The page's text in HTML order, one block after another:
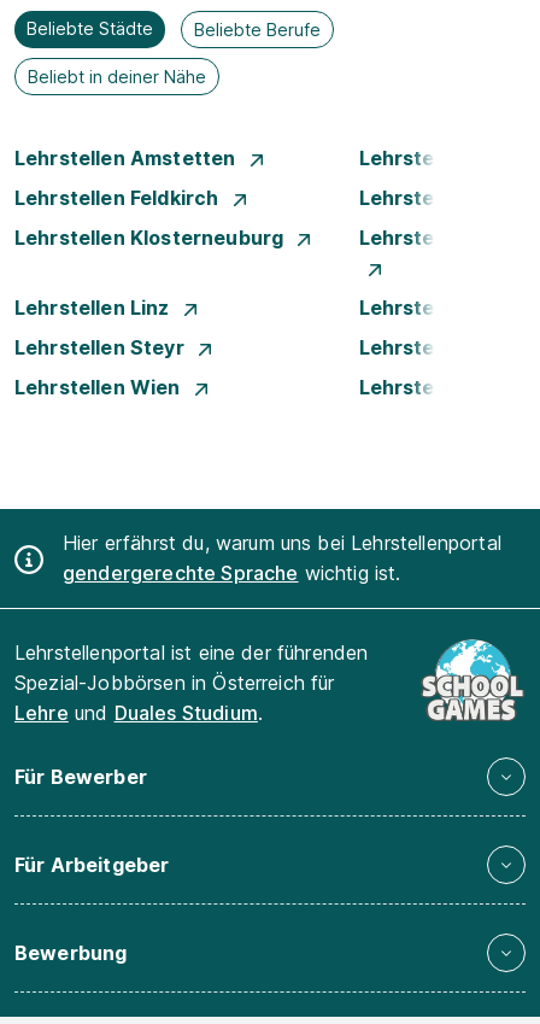
Beliebte Städte Beliebte Berufe
Beliebt in deiner Nähe
Lehrstellen Amstetten
Lehrstellen
Lehrstellen Feldkirch
Lehrstellen
Lehrstellen Klosterneuburg
Lehrstellen
Lehrstellen Linz
Lehrstellen
Lehrstellen Steyr
Lehrstellen Traun
Lehrstellen Wien
Lehrstellen
Hier erfährst du, warum uns bei Lehrstellenportal
gendergerechte Sprache wichtig ist.
Lehrstellenportal ist eine der führenden
Spezial-Jobbörsen in Österreich für
Lehre und Duales Studium.
Für Bewerber
Für Arbeitgeber
Bewerbung